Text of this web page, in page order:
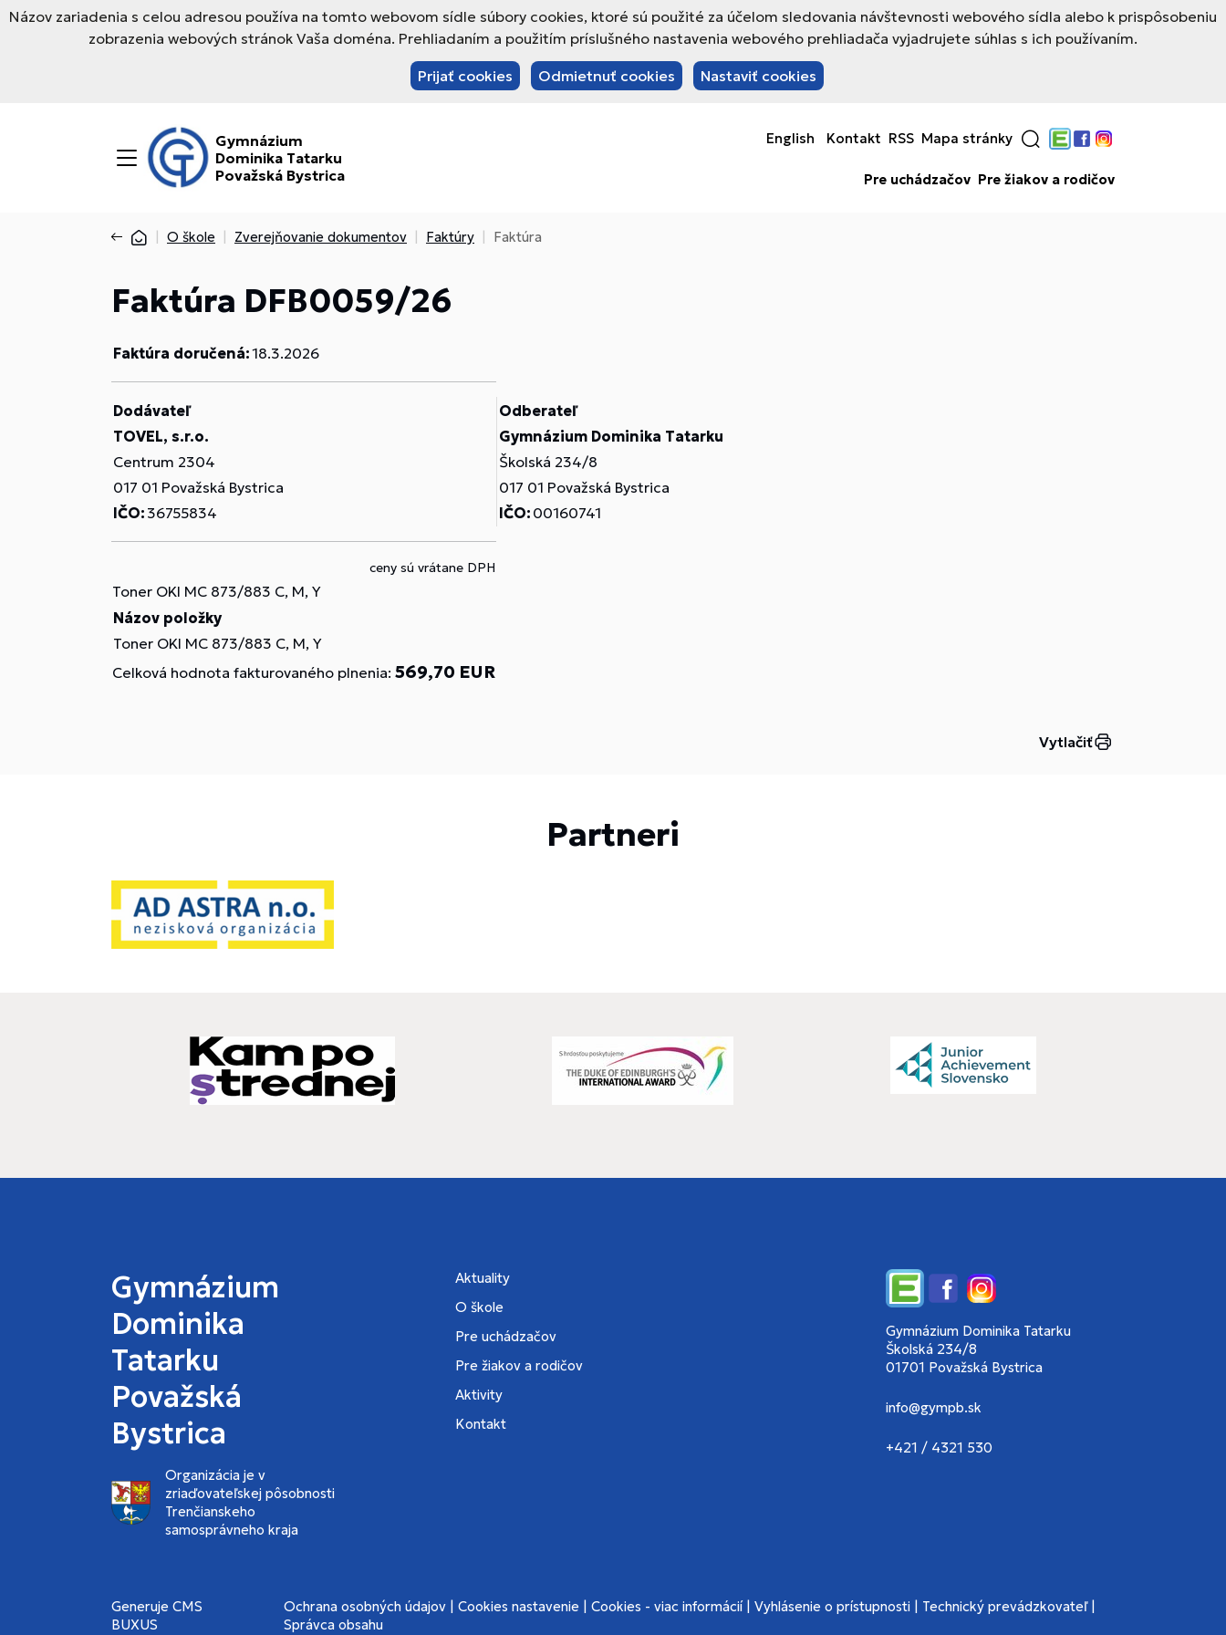
Názov zariadenia s celou adresou používa na tomto webovom sídle súbory cookies, ktoré sú použité za účelom sledovania návštevnosti webového sídla alebo k prispôsobeniu
zobrazenia webových stránok Vaša doména. Prehliadaním a použitím príslušného nastavenia webového prehliadača vyjadrujete súhlas s ich používaním.
Prijať cookies Odmietnuť cookies Nastaviť cookies
Gymnázium
Dominika Tatarku
Považská Bystrica
English Kontakt RSS Mapa stránky
Edupage
Facebook
Instagram
Pre uchádzačov Pre žiakov a rodičov
O škole Zverejňovanie dokumentov Faktúry Faktúra
Faktúra DFB0059/26
Faktúra doručená:18.3.2026
Dodávateľ
TOVEL, s.r.o.
Centrum 2304
017 01 Považská Bystrica
IČO: 36755834
Odberateľ
Gymnázium Dominika Tatarku
Školská 234/8
017 01 Považská Bystrica
IČO: 00160741
ceny sú vrátane DPH
Toner OKI MC 873/883 C, M, Y
Názov položky
Toner OKI MC 873/883 C, M, Y
Celková hodnota fakturovaného plnenia: 569,70 EUR
Vytlačiť
Partneri
Gymnázium
Dominika
Tatarku
Považská
Bystrica
Organizácia je v
zriaďovateľskej pôsobnosti
Trenčianskeho
samosprávneho kraja
Aktuality
O škole
Pre uchádzačov
Pre žiakov a rodičov
Aktivity
Kontakt
EdupageFacebookInstagram
Gymnázium Dominika Tatarku
Školská 234/8
01701 Považská Bystrica
info@gympb.sk
+421 / 4321 530
Generuje CMS
BUXUS
Ochrana osobných údajov| Cookies nastavenie| Cookies - viac informácií| Vyhlásenie o prístupnosti| Technický prevádzkovateľ|
Správca obsahu